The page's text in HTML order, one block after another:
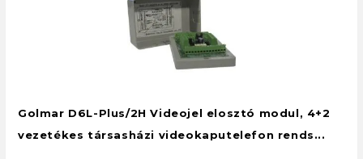
Golmar D6L-Plus/2H Videojel elosztó modul, 4+2
vezetékes társasházi videokaputelefon rends...